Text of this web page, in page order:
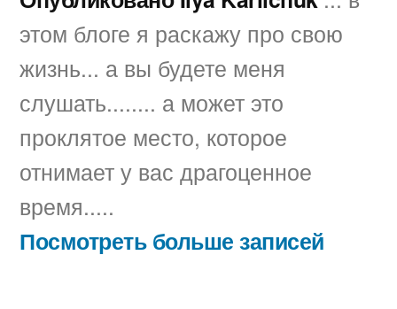
этом блоге я раскажу про свою
жизнь... а вы будете меня
слушать........ а может это
проклятое место, которое
отнимает у вас драгоценное
время.....
Посмотреть больше записей